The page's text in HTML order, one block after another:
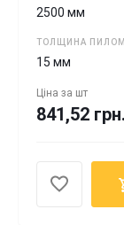
2500 мм
ТОЛЩИНА
15 мм
Ціна за шт
841,52 грн.